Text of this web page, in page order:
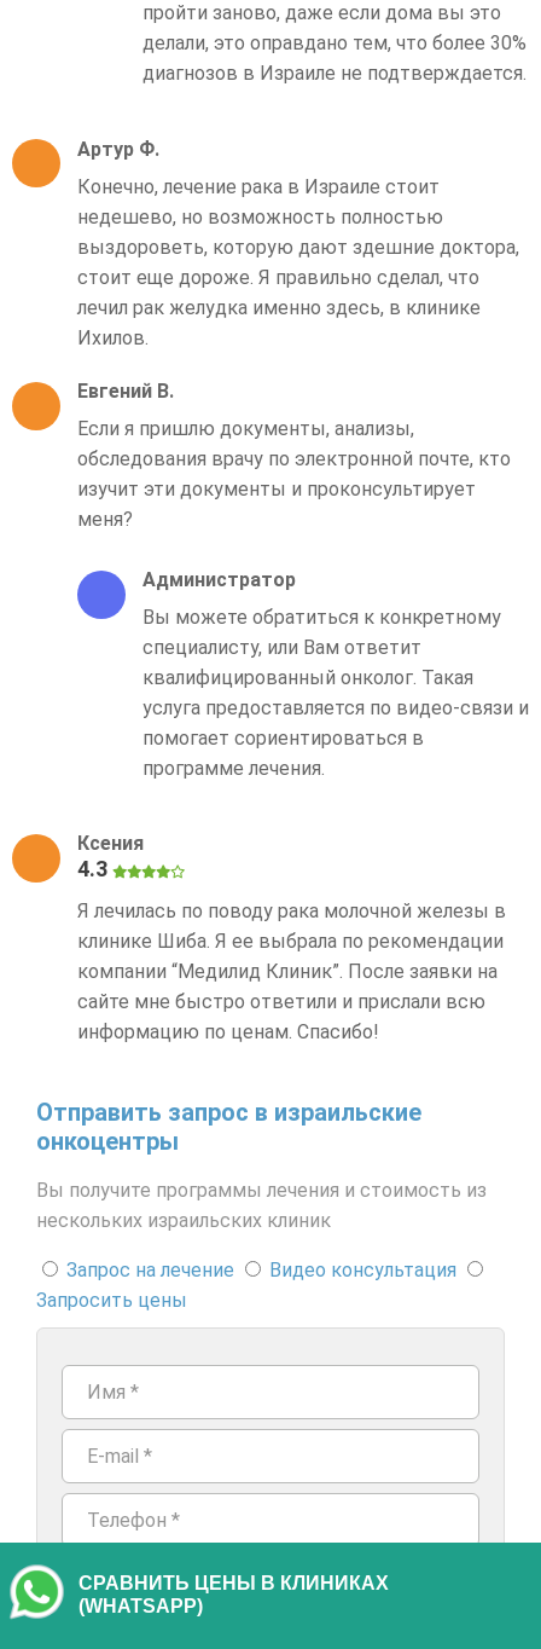
пройти заново, даже если дома вы это
делали, это оправдано тем, что более 30%
диагнозов в Израиле не подтверждается.
Артур Ф.
Конечно, лечение рака в Израиле стоит
недешево, но возможность полностью
выздороветь, которую дают здешние доктора,
стоит еще дороже. Я правильно сделал, что
лечил рак желудка именно здесь, в клинике
Ихилов.
Евгений В.
Если я пришлю документы, анализы,
обследования врачу по электронной почте, кто
изучит эти документы и проконсультирует
меня?
Администратор
Вы можете обратиться к конкретному
специалисту, или Вам ответит
квалифицированный онколог. Такая
услуга предоставляется по видео-связи и
помогает сориентироваться в
программе лечения.
Ксения
4.3
Я лечилась по поводу рака молочной железы в
клинике Шиба. Я ее выбрала по рекомендации
компании “Медилид Клиник”. После заявки на
сайте мне быстро ответили и прислали всю
информацию по ценам. Спасибо!
Отправить запрос в израильские
онкоцентры
Вы получите программы лечения и стоимость из
нескольких израильских клиник
Запрос на лечение
Видео консультация
Запросить цены